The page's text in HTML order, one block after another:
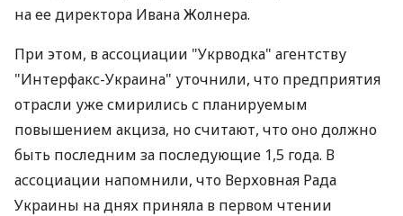
на ее директора Ивана Жолнера.
При этом, в ассоциации "Укрводка" агентству
"Интерфакс-Украина" уточнили, что предприятия
отрасли уже смирились с планируемым
повышением акциза, но считают, что оно должно
быть последним за последующие 1,5 года. В
ассоциации напомнили, что Верховная Рада
Украины на днях приняла в первом чтении